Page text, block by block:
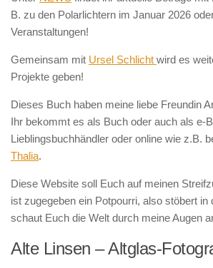
B. zu den Polarlichtern im Januar 2026
Veranstaltungen!
Gemeinsam mit Ursel Schlicht wird es
Projekte geben!
Dieses Buch haben meine liebe Freundin
Ihr bekommt es als Buch oder auch als e-
Lieblingsbuchhändler oder online wie z.B.
Thalia.
Diese Website soll Euch auf meinen
ist zugegeben ein Potpourri, also stöbert in
schaut Euch die Welt durch meine Augen
Alte Linsen – Altglas-